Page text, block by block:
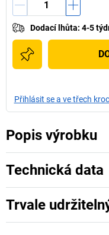
Dodací lhůta: 4-5
Přihlásit se a ve třech
Popis výrobku
Technická data
Trvale